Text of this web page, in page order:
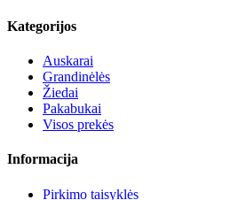
Kategorijos
Auskarai
Grandinėlės
Žiedai
Pakabukai
Visos prekės
Informacija
Pirkimo taisyklės